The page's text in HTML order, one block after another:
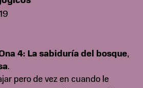
4: La sabiduría del bosque,
.
pero de vez en cuando le